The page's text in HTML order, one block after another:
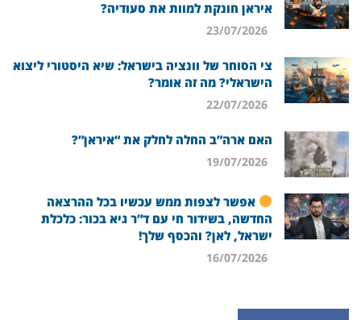
איראן חונקת למוות את סעודיה?
צי הסוחר של וונציה בישראל: שיא היסטורי ליצוא
הישראלי? מה זה אומר?
האם ארה”ב החלה לחלק את “איראן”?
אפשר לצפות ממש עכשיו בכל ההרצאה
החדשה, בשידור חי עם ד”ר גיא בכור: כלכלת
ישראל, לאן? והכסף שלך!